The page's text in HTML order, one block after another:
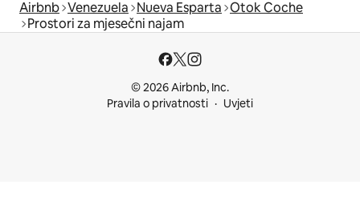
Airbnb Venezuela Nueva Esparta Otok Coche
Prostori za mjesečni najam
© 2026 Airbnb, Inc.
Pravila o privatnosti
Uvjeti